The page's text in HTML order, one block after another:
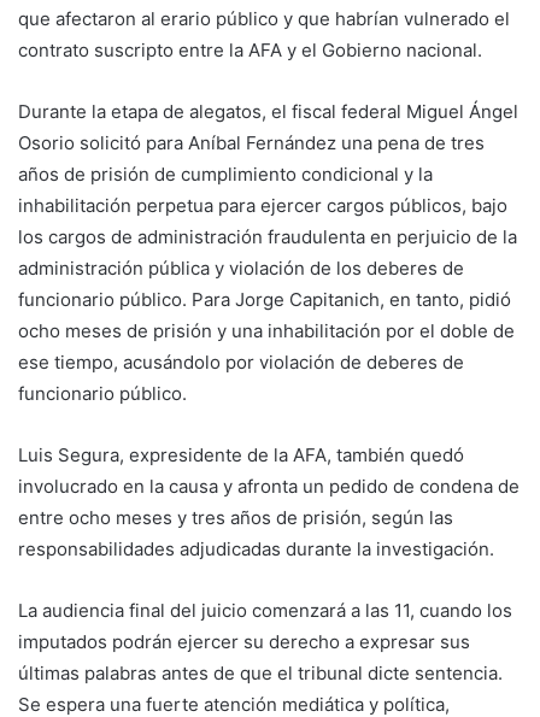
que afectaron al erario público y que habrían vulnerado el
contrato suscripto entre la AFA y el Gobierno nacional.
Durante la etapa de alegatos, el fiscal federal Miguel Ángel
Osorio solicitó para Aníbal Fernández una pena de tres
años de prisión de cumplimiento condicional y la
inhabilitación perpetua para ejercer cargos públicos, bajo
los cargos de administración fraudulenta en perjuicio de la
administración pública y violación de los deberes de
funcionario público. Para Jorge Capitanich, en tanto, pidió
ocho meses de prisión y una inhabilitación por el doble de
ese tiempo, acusándolo por violación de deberes de
funcionario público.
Luis Segura, expresidente de la AFA, también quedó
involucrado en la causa y afronta un pedido de condena de
entre ocho meses y tres años de prisión, según las
responsabilidades adjudicadas durante la investigación.
La audiencia final del juicio comenzará a las 11, cuando los
imputados podrán ejercer su derecho a expresar sus
últimas palabras antes de que el tribunal dicte sentencia.
Se espera una fuerte atención mediática y política,